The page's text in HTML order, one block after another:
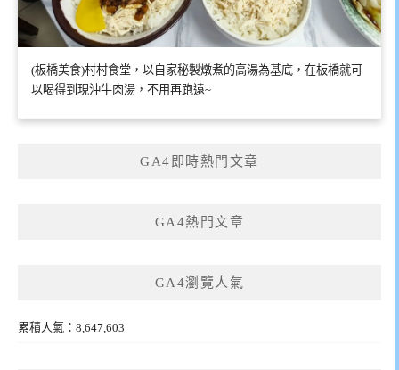
(板橋美食)村村食堂，以自家秘製燉煮的高湯為基底，在板橋就可
以喝得到現沖牛肉湯，不用再跑遠~
GA4即時熱門文章
GA4熱門文章
GA4瀏覽人氣
累積人氣：8,647,603